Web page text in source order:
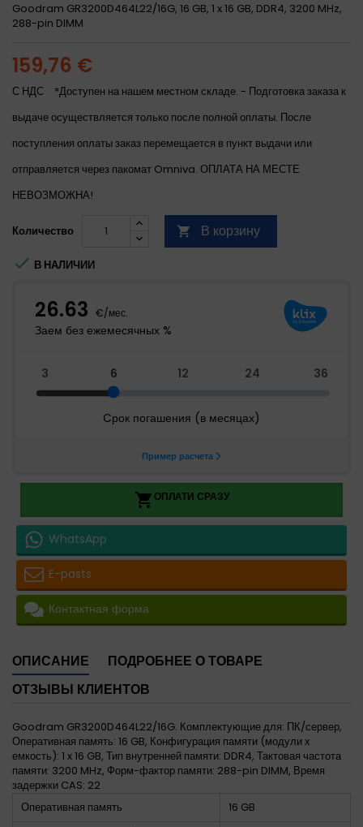
Goodram GR3200D464L22/16G, 16 GB, 1 x 16 GB, DDR4, 3200 MHz,
288-pin DIMM
159,76 €
С НДС
*Доступен на нашем местном складе. - Подготовка заказа к
выдаче осуществляется только после полной оплаты. После
поступления оплаты заказ перемещается в пункт выдачи или
отправляется через пакомат Omniva. ОПЛАТА НА МЕСТЕ
НЕВОЗМОЖНА!
Количество  В корзину
 В НАЛИЧИИ
ОПЛАТИ СРАЗУ
WhatsApp
E-pasts
Контактная форма
ОПИСАНИЕ
ПОДРОБНЕЕ О ТОВАРЕ
ОТЗЫВЫ КЛИЕНТОВ
Goodram GR3200D464L22/16G. Комплектующие для: ПК/сервер,
Оперативная память: 16 GB, Конфигурация памяти (модули х
емкость): 1 x 16 GB, Тип внутренней памяти: DDR4, Тактовая частота
памяти: 3200 MHz, Форм-фактор памяти: 288-pin DIMM, Время
задержки CAS: 22
Оперативная память
16 GB